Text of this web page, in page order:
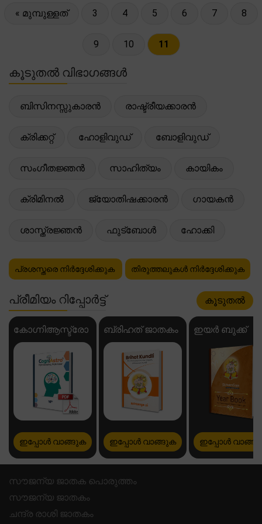
« മുമ്പുള്ളത് 3 4 5 6 7 8
9 10 11
കൂടുതൽ വിഭാഗങ്ങൾ
ബിസിനസ്സുകാരൻ രാഷ്ട്രീയക്കാരൻ
ക്രിക്കറ്റ് ഹോളിവുഡ് ബോളിവുഡ്
സംഗീതജ്ഞൻ സാഹിത്യം കായികം
ക്രിമിനൽ ജ്യോതിഷക്കാരൻ ഗായകൻ
ശാസ്ത്രജ്ഞൻ ഫുട്ബോൾ ഹോക്കി
പ്രശസ്തരെ നിർദ്ദേശിക്കുക തിരുത്തലുകൾ നിർദ്ദേശിക്കുക
പ്രീമിയം റിപ്പോർട്ട് കൂടുതൽ
കോഗ്നിആസ്ട്രോ
ഇപ്പോൾ വാങ്ങുക
ബ്രിഹത് ജാതകം
ഇപ്പോൾ വാങ്ങുക
ഇയർ ബുക്ക്
ഇപ്പോൾ
സൗജന്യ ജാതക പൊരുത്തം
സൗജന്യ ജാതകം
ചന്ദ്ര രാശി ജാതകം